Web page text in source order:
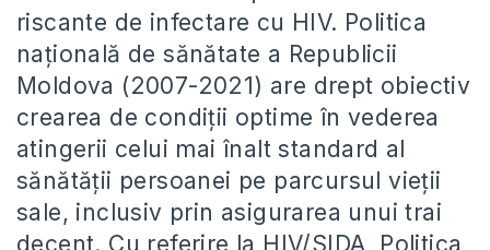
riscante de infectare cu HIV. Politica
naţională de sănătate a Republicii
Moldova (2007-2021) are drept obiectiv
crearea de condiţii optime în vederea
atingerii celui mai înalt standard al
sănătăţii persoanei pe parcursul vieţii
sale, inclusiv prin asigurarea unui trai
decent. Cu referire la HIV/SIDA, Politica